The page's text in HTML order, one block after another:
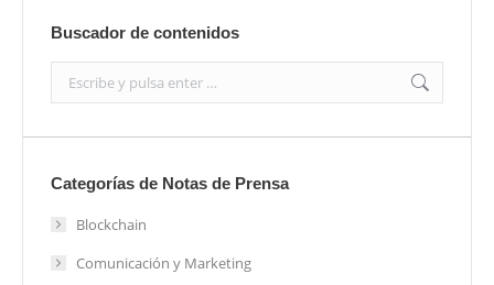
Buscador de contenidos
Categorías de Notas de Prensa
Blockchain
Comunicación y Marketing